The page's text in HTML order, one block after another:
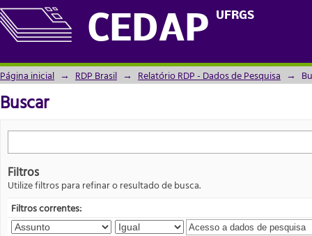
CEDAP UFRGS
Buscar
Página inicial → RDP Brasil → Relatório RDP - Dados de Pesquisa →
Buscar
Filtros
Utilize filtros para refinar o resultado de busca.
Filtros correntes: